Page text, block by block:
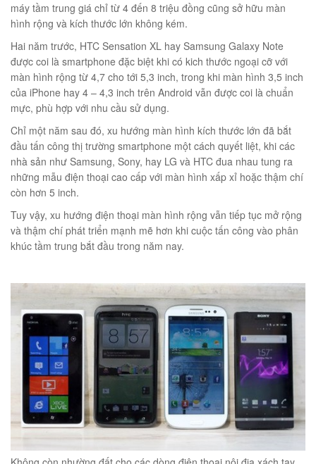
Jeep giá rẻ JR03
GIỎ
Jeep giá rẻ 04
hàn quốc cao cấp
₫
máy tầm trung giá chỉ từ 4 đến 8 triệu đồng cũng sở hữu màn
hình rộng và kích thước lớn không kém.
Hai năm trước, HTC Sensation XL hay Samsung Galaxy Note
được coi là smartphone đặc biệt khi có kich thước ngoại cỡ với
màn hình rộng từ 4,7 cho tới 5,3 inch, trong khi màn hình 3,5 inch
của iPhone hay 4 – 4,3 inch trên Android vẫn được coi là chuẩn
mực, phù hợp với nhu cầu sử dụng.
Chỉ một năm sau đó, xu hướng màn hình kích thước lớn đã bắt
đầu tấn công thị trường smartphone một cách quyết liệt, khi các
nhà sản như Samsung, Sony, hay LG và HTC đua nhau tung ra
những mẫu điện thoại cao cấp với màn hình xấp xỉ hoặc thậm chí
còn hơn 5 inch.
Tuy vậy, xu hướng điện thoại màn hình rộng vẫn tiếp tục mở rộng
và thậm chí phát triển mạnh mẽ hơn khi cuộc tấn công vào phân
khúc tầm trung bắt đầu trong năm nay.